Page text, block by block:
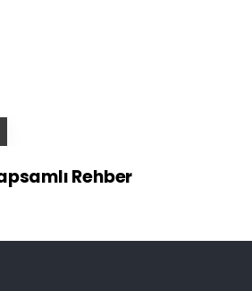
Rehber